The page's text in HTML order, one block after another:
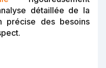
détaillée de la
précise des besoins